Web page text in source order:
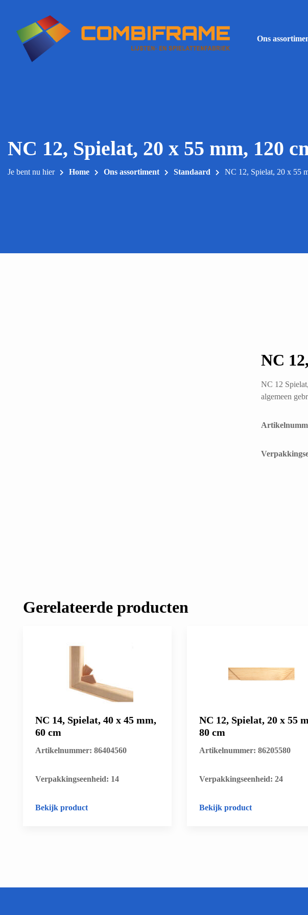
inhoud
Ons
NC 12, Spielat, 20 x 55 mm, 120
Je bent nu hier Home Ons assortiment Standaard NC 12, Spielat, 20 x 55
NC
NC 12
algemeen
Gerelateerde producten
NC 14, Spielat, 40 x 45 mm,
60 cm
Artikelnummer: 86404560
​Verpakkingseenheid: 14
Bekijk product
NC 12, Spielat, 20 x 55
80 cm
Artikelnummer: 86205580
​Verpakkingseenheid: 24
Bekijk product